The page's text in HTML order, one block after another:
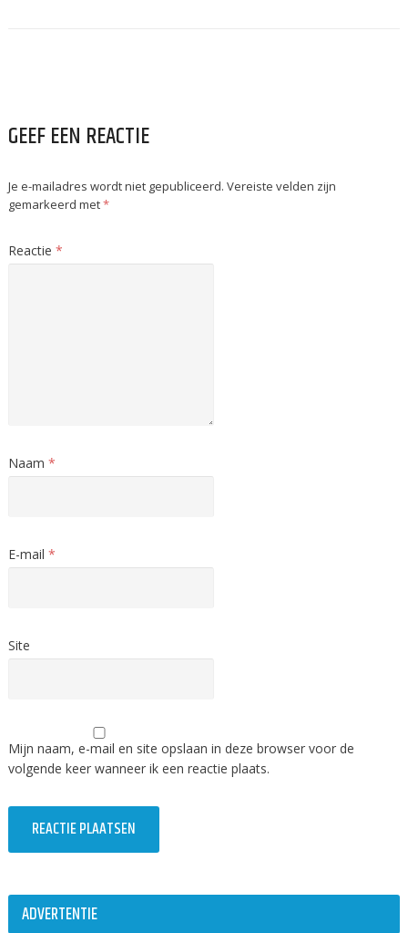
GEEF EEN REACTIE
Je e-mailadres wordt niet gepubliceerd. Vereiste velden zijn
gemarkeerd met*
Reactie *
Naam *
E-mail *
Site
Mijn naam, e-mail en site opslaan in deze browser voor de
volgende keer wanneer ik een reactie plaats.
ADVERTENTIE